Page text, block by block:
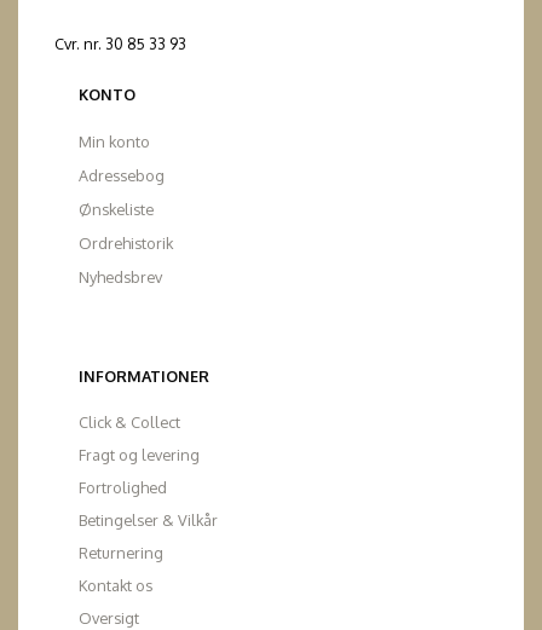
Cvr. nr. 30 85 33 93
KONTO
Min konto
Adressebog
Ønskeliste
Ordrehistorik
Nyhedsbrev
INFORMATIONER
Click & Collect
Fragt og levering
Fortrolighed
Betingelser & Vilkår
Returnering
Kontakt os
Oversigt